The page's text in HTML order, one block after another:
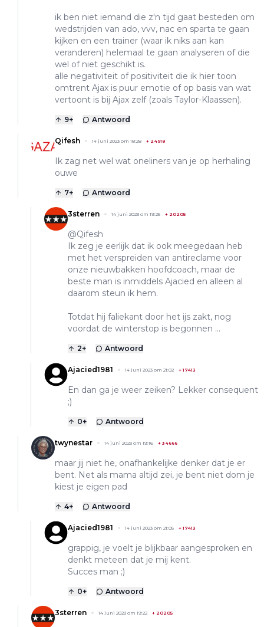
ik ben niet iemand die z'n tijd gaat besteden om
wedstrijden van ado, vvv, nac en sparta te gaan
kijken en een trainer (waar ik niks aan kan
veranderen) helemaal te gaan analyseren of die
wel of niet geschikt is.
alle negativiteit of positiviteit die ik hier toon
omtrent Ajax is puur emotie of op basis van wat
vertoont is bij Ajax zelf (zoals Taylor-Klaassen).
9+ Antwoord
Qifesh 14 juni 2023 om 18:28 + 24918
Ik zag net wel wat oneliners van je op herhaling
ouwe
7+ Antwoord
3sterren 14 juni 2023 om 19:25 + 20205
@Qifesh
Ik zeg je eerlijk dat ik ook meegedaan heb
met het verspreiden van antireclame voor
onze nieuwbakken hoofdcoach, maar de
beste man is inmiddels Ajacied en alleen al
daarom steun ik hem.
Totdat hij faliekant door het ijs zakt, nog
voordat de winterstop is begonnen ...
2+ Antwoord
Ajacied1981 14 juni 2023 om 21:02 +17413
En dan ga je weer zeiken? Lekker consequent
;)
0+ Antwoord
twynestar 14 juni 2023 om 19:16 + 34666
maar jij niet he, onafhankelijke denker dat je er
bent. Net als mama altijd zei, je bent niet dom je
kiest je eigen pad
4+ Antwoord
Ajacied1981 14 juni 2023 om 21:05 +17413
grappig, je voelt je blijkbaar aangesproken en
denkt meteen dat je mij kent.
Succes man ;)
0+ Antwoord
3sterren 14 juni 2023 om 19:22 + 20205